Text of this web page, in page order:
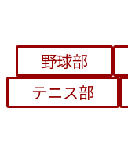
野球部
テニス部